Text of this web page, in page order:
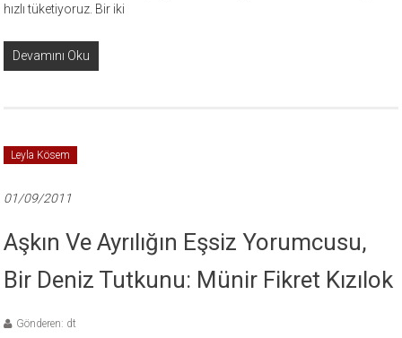
hızlı tüketiyoruz. Bir iki
Devamını Oku
Leyla Kösem
01/09/2011
Aşkın Ve Ayrılığın Eşsiz Yorumcusu,
Bir Deniz Tutkunu: Münir Fikret Kızılok
Gönderen: dt